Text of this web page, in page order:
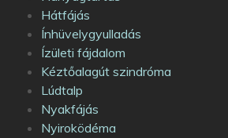
Hátfájás
Ínhüvelygyulladás
Ízületi fájdalom
Kéztőalagút szindróma
Lúdtalp
Nyakfájás
Nyiroködéma